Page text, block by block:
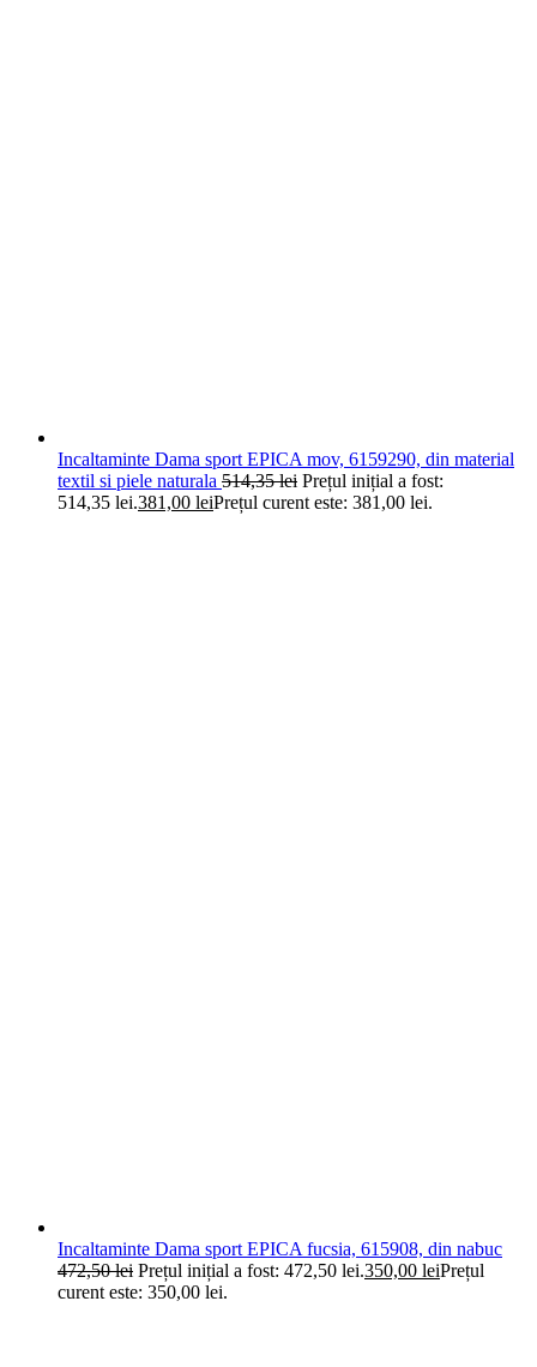
Incaltaminte Dama sport EPICA mov, 6159290, din material
textil si piele naturala 514,35lei Prețul inițial a fost:
514,35 lei.381,00 leiPrețul curent este: 381,00 lei.
Incaltaminte Dama sport EPICA fucsia, 615908, din nabuc
472,50lei Prețul inițial a fost: 472,50 lei.350,00 leiPrețul
curent este: 350,00 lei.